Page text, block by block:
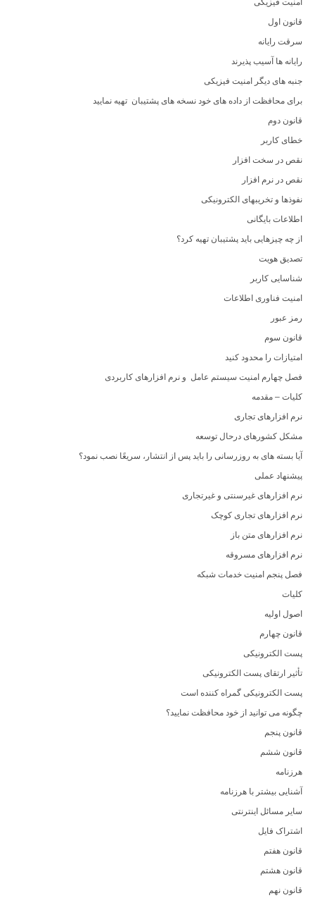
امنیت فیزیکی
قانون اول
سرقت رایانه
رایانه ها آسیب پذیرند
جنبه های دیگر امنیت فیزیکی
برای محافظت از داده های خود نسخه های پشتیبان تهیه نمایید
قانون دوم
خطای کاربر
نقص در سخت افزار
نقص در نرم افزار
نفوذها و تخریبهای الکترونیکی
اطلاعات بایگانی
از چه چیزهایی باید پشتیبان تهیه کرد؟
تصدیق هویت
شناسایی کاربر
امنیت فناوری اطلاعات‎
رمز عبور
قانون سوم
امتیازات را محدود کنید
فصل چهارم امنیت سیستم عامل و نرم افزارهای کاربردی
کلیات – مقدمه
نرم افزارهای تجاری
مشکل کشورهای درحال توسعه
آیا بسته های به روزرسانی را باید پس از انتشار، سریعًا نصب نمود؟
پیشنهاد عملی
نرم افزارهای غیرسنتی و غیرتجاری
نرم افزارهای تجاری کوچک
نرم افزارهای متن باز
نرم افزارهای مسروقه
فصل پنجم امنیت خدمات شبکه
کلیات
اصول اولیه
قانون چهارم
پست الکترونیکی
تأثیر ارتقای پست الکترونیکی
پست الکترونیکی گمراه کننده است
چگونه می توانید از خود محافظت نمایید؟
قانون پنجم
قانون ششم
هرزنامه
آشنایی بیشتر با هرزنامه
سایر مسائل اینترنتی
اشتراک فایل
قانون هفتم
قانون هشتم
قانون نهم